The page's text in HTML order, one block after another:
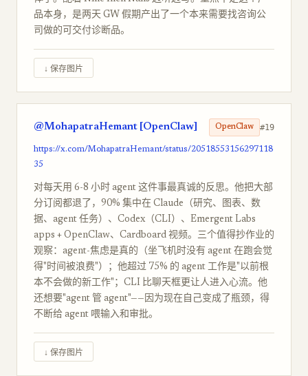
品本身，是两天 GW 假期产出了一个本来需要找咨询公
司做的可交付诊断品。
↓ 保存图片
@MohapatraHemant [OpenClaw] OpenClaw #19
https://x.com/MohapatraHemant/status/20518553156297118
35
对每天用 6-8 小时 agent 这件事最真诚的反思。他把大部
分订阅都退了，90% 集中在 Claude（研究、图表、数
据、agent 任务）、Codex（CLI）、Emergent Labs
apps + OpenClaw、Cardboard 视频。三个值得抄作业的
观察：agent-焦虑是真的（坐飞机时没有 agent 在跑会觉
得"时间被浪费"）；他超过 75% 的 agent 工作是"以前根
本不会做的新工作"；CLI 比聊天框更让人进入心流。他
还想要"agent 管 agent"——因为现在自己变成了瓶颈，得
不断给 agent 喂输入和审批。
↓ 保存图片